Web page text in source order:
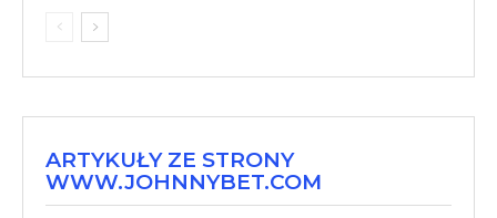
ARTYKUŁY ZE STRONY
WWW.JOHNNYBET.COM